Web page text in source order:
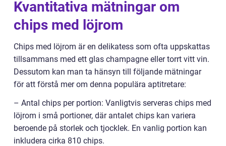
Kvantitativa mätningar om
chips med löjrom
Chips med löjrom är en delikatess som ofta uppskattas
tillsammans med ett glas champagne eller torrt vitt vin.
Dessutom kan man ta hänsyn till följande mätningar
för att förstå mer om denna populära aptitretare:
– Antal chips per portion: Vanligtvis serveras chips med
löjrom i små portioner, där antalet chips kan variera
beroende på storlek och tjocklek. En vanlig portion kan
inkludera cirka 810 chips.